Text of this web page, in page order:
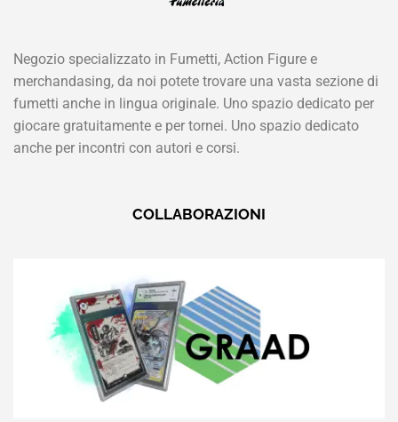
Negozio specializzato in Fumetti, Action Figure e
merchandasing, da noi potete trovare una vasta sezione di
fumetti anche in lingua originale. Uno spazio dedicato per
giocare gratuitamente e per tornei. Uno spazio dedicato
anche per incontri con autori e corsi.
COLLABORAZIONI